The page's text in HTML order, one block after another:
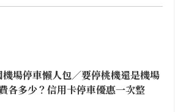
場停車懶人包／要停桃機還是機場
各多少？信用卡停車優惠一次整